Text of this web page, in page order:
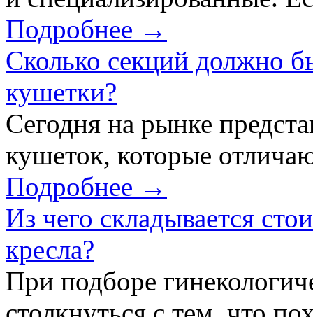
Подробнее →
Сколько секций должно
кушетки?
Сегодня на рынке
кушеток, которые
Подробнее →
Из чего складывается
кресла?
При подборе